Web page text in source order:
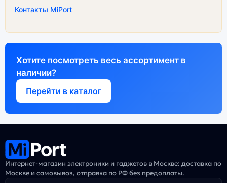
Контакты MiPort
Хотите посмотреть весь ассортимент в
наличии?
Перейти в каталог
Интернет-магазин электроники и гаджетов в Москве: доставка по
Москве и самовывоз, отправка по РФ без предоплаты.